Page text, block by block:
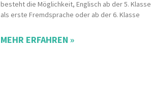
besteht die Möglichkeit, Englisch ab der 5. Klasse
als erste Fremdsprache oder ab der 6. Klasse
MEHR ERFAHREN »